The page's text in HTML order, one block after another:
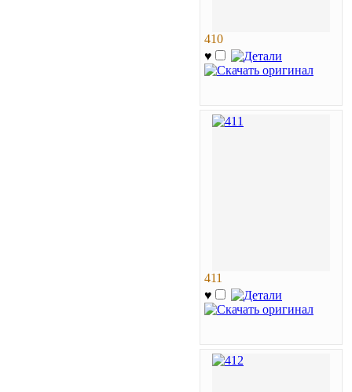
410
♥
411
♥